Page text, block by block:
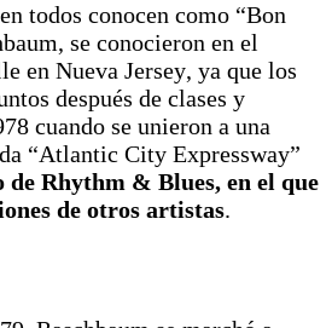
todos conocen como “Bon
se conocieron en el
en Nueva Jersey, ya que los
después de clases y
cuando se unieron a una
“Atlantic City Expressway”
de Rhythm & Blues, en el que
de otros artistas.